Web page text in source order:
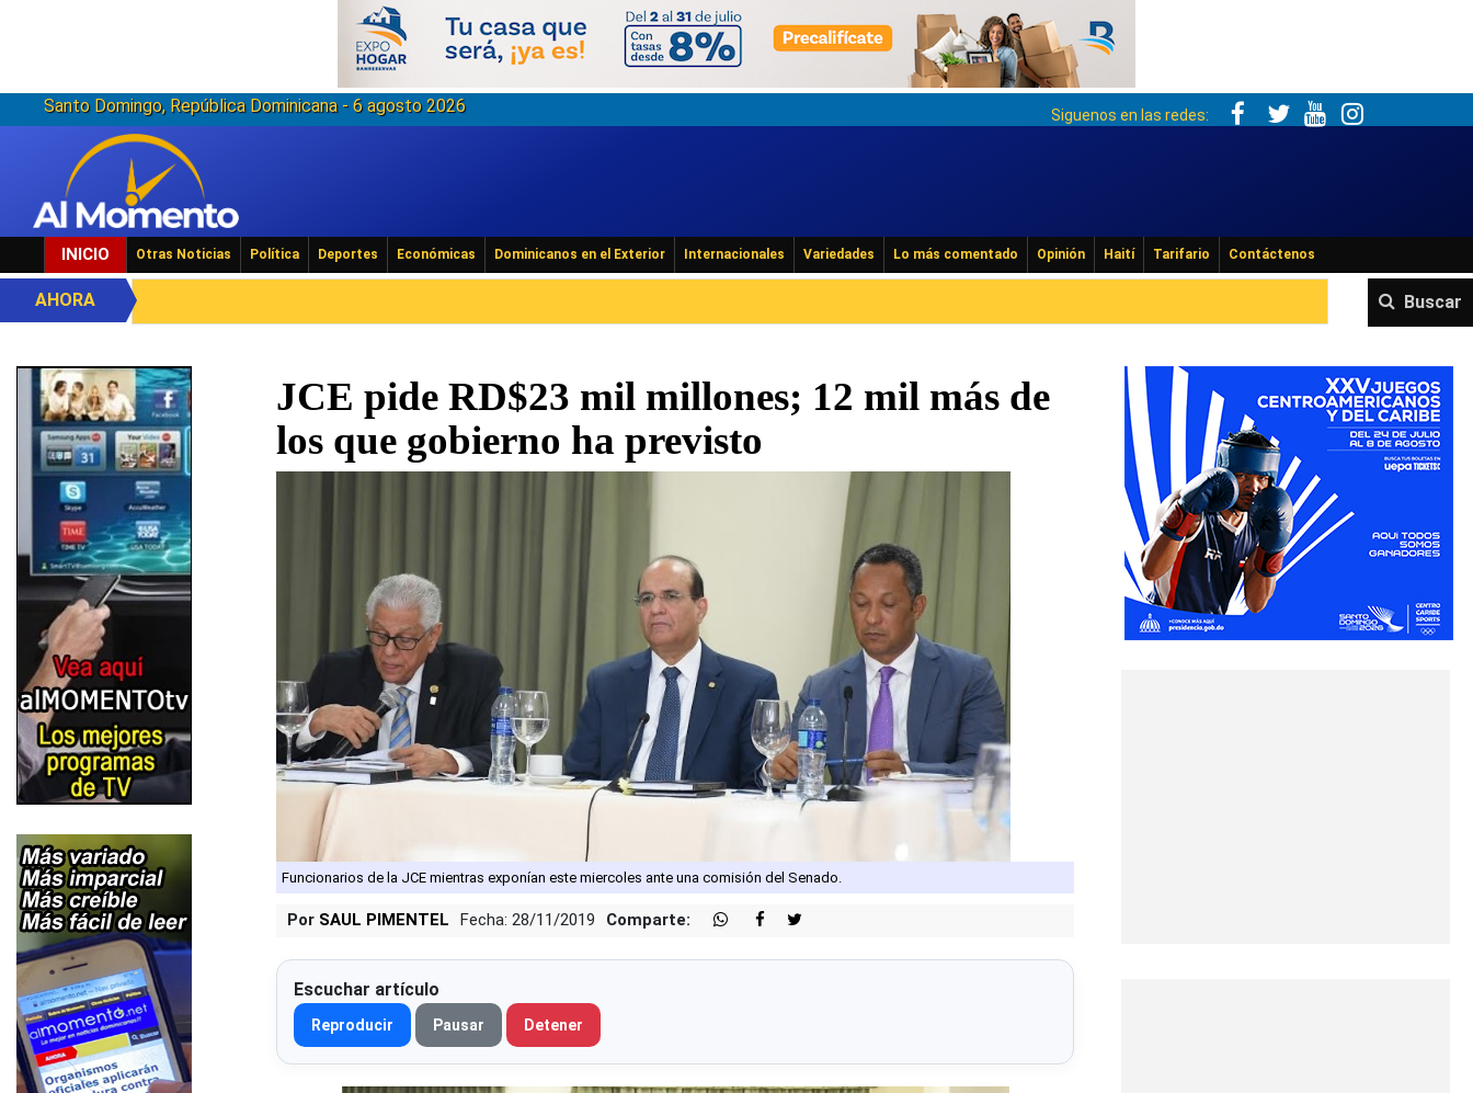
Santo Domingo, República Dominicana - 6 agosto 2026 Siguenos en las redes:
INICIO Otras Noticias Política Deportes Económicas Dominicanos en el Exterior Internacionales Variedades Lo más comentado Opinión Haití Tarifario Contáctenos
Buscar
AHORA
JCE pide RD$23 mil millones; 12 mil más de
los que gobierno ha previsto
Funcionarios de la JCE mientras exponían este miercoles ante una comisión del Senado.
Por SAUL PIMENTEL Fecha: 28/11/2019 Comparte:
Escuchar artículo
Reproducir Pausar Detener